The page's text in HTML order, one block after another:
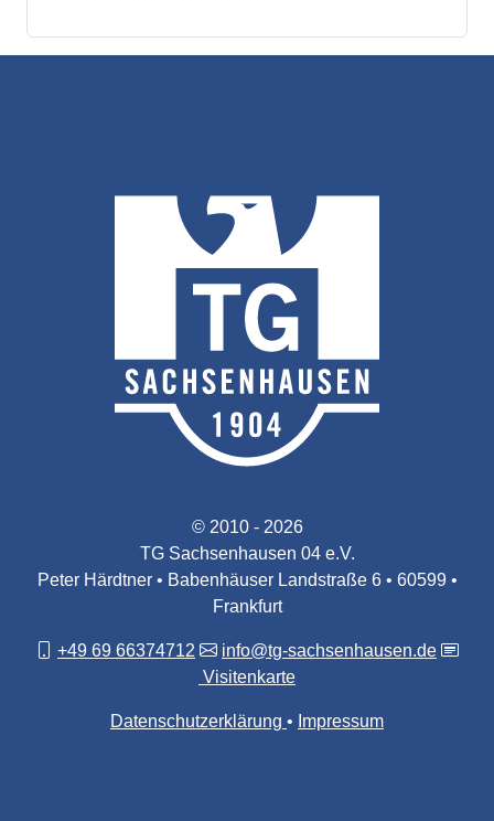
© 2010 - 2026
TG Sachsenhausen 04 e.V.
Peter Härdtner • Babenhäuser Landstraße 6 • 60599 •
Frankfurt
+49 69 66374712
info@tg-sachsenhausen.de
Visitenkarte
Datenschutzerklärung Impressum